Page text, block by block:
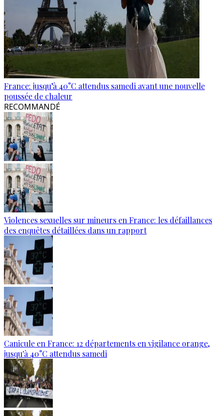
France: jusqu’à 40°C attendus samedi avant une nouvelle
poussée de chaleur
RECOMMANDÉ
Violences sexuelles sur mineurs en France: les défaillances
des enquêtes détaillées dans un rapport
Canicule en France: 12 départements en vigilance orange,
jusqu'à 40°C attendus samedi